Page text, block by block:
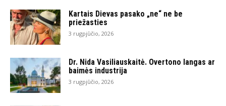
Kartais Dievas pasako „ne“ ne be
priežasties
3 rugpjūčio, 2026
Dr. Nida Vasiliauskaitė. Overtono langas ar
baimės industrija
3 rugpjūčio, 2026